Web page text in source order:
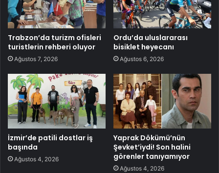
Trabzon’da turizm ofisleri
turistlerin rehberi oluyor
Ağustos 7, 2026
Ordu’da uluslararası
bisiklet heyecanı
Ağustos 6, 2026
İzmir’de patili dostlar iş
başında
Ağustos 4, 2026
Yaprak Dökümü’nün
Şevket’iydi! Son halini
görenler tanıyamıyor
Ağustos 4, 2026